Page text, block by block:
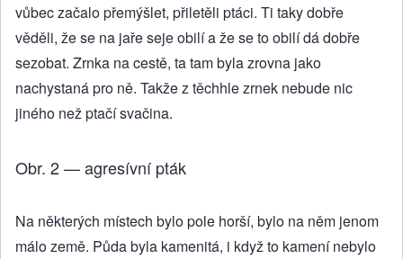
vůbec začalo přemýšlet, přiletěli ptáci. Ti taky dobře
věděli, že se na jaře seje obilí a že se to obilí dá dobře
sezobat. Zrnka na cestě, ta tam byla zrovna jako
nachystaná pro ně. Takže z těchhle zrnek nebude nic
jiného než ptačí svačina.
Obr. 2 — agresívní pták
Na některých místech bylo pole horší, bylo na něm jenom
málo země. Půda byla kamenitá, i když to kamení nebylo